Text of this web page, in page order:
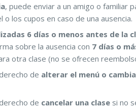
, puede enviar a un amigo o familiar
los cupos en caso de una ausencia.
6 días o menos antes de la
sobre la ausencia con 7 días o
otra clase (no se ofrecen
de alterar el menú o
de cancelar una clase si no